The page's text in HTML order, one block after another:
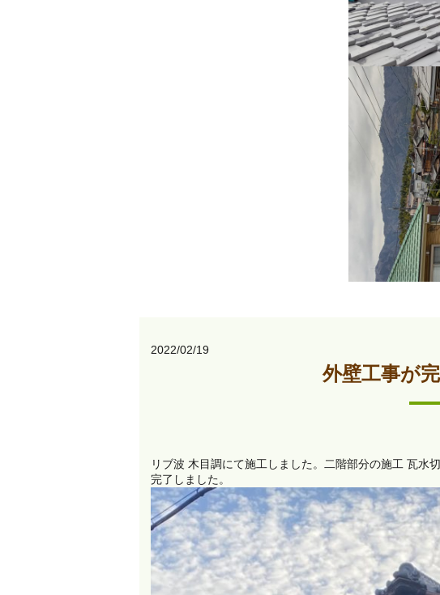
2022/02/19
外壁工事が
リブ波 木目調にて施工しました。二階部分の施工 瓦水
完了しました。